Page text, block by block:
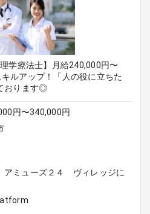
学療法士】月給240,000円〜
ルアップ！「人の役に立ちた
おります◎
円〜340,000円
ミューズ２４ ヴィレッジに